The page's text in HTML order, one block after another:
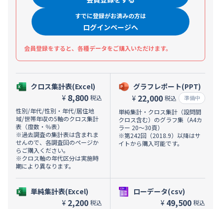
すでに登録がお済みの方は
ログインページへ
会員登録をすると、各種データをご購入いただけます。
クロス集計表(Excel)
¥ 8,800 税込
性別/年代/性別・年代/居住地
域/世帯年収の5軸のクロス集計
表（度数・％表）
※過去調査の集計表は含まれま
せんので、各調査回のページか
らご購入ください。
※クロス軸の年代区分は実施時
期により異なります。
単純集計表(Excel)
¥ 2,200 税込
グラフレポート(PPT)
¥ 22,000 税込 準備中
単純集計・クロス集計（設問間
クロス含む）のグラフ集（A4カ
ラー 20～30頁）
※第242回（2018.9）以降はサ
イトから購入可能です。
ローデータ(csv)
¥ 49,500 税込